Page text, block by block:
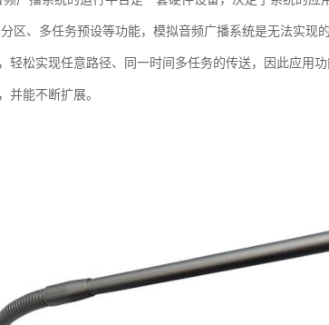
区、多任务预设等功能，模拟音频广播系统是无法实现
轻松实现任意路径、同一时间多任务的传送，因此应用
并能不断扩展。